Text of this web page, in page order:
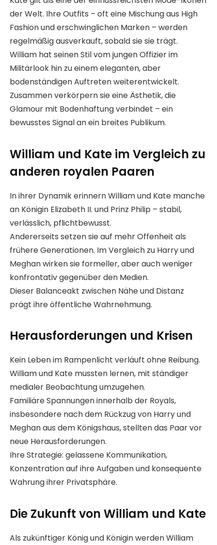
der Welt. Ihre Outfits – oft eine Mischung aus High
Fashion und erschwinglichen Marken – werden
regelmäßig ausverkauft, sobald sie sie trägt.
William hat seinen Stil vom jungen Offizier im
Militärlook hin zu einem eleganten, aber
bodenständigen Auftreten weiterentwickelt.
Zusammen verkörpern sie eine Ästhetik, die
Glamour mit Bodenhaftung verbindet – ein
bewusstes Signal an ein breites Publikum.
William und Kate im Vergleich zu
anderen royalen Paaren
In ihrer Dynamik erinnern William und Kate manche
an Königin Elizabeth II. und Prinz Philip – stabil,
verlässlich, pflichtbewusst.
Andererseits setzen sie auf mehr Offenheit als
frühere Generationen. Im Vergleich zu Harry und
Meghan wirken sie formeller, aber auch weniger
konfrontativ gegenüber den Medien.
Dieser Balanceakt zwischen Nähe und Distanz
prägt ihre öffentliche Wahrnehmung.
Herausforderungen und Krisen
Kein Leben im Rampenlicht verläuft ohne Reibung.
William und Kate mussten lernen, mit ständiger
medialer Beobachtung umzugehen.
Familiäre Spannungen innerhalb der Royals,
insbesondere nach dem Rückzug von Harry und
Meghan aus dem Königshaus, stellten das Paar vor
neue Herausforderungen.
Ihre Strategie: gelassene Kommunikation,
Konzentration auf ihre Aufgaben und konsequente
Wahrung ihrer Privatsphäre.
Die Zukunft von William und Kate
Als zukünftiger König und Königin werden William